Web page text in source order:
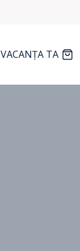
VACANȚA TA